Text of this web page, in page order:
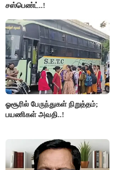
சஸ்பெண்ட்..!
ஓசூரில் பேருந்துகள் நிறுத்தம்;
பயணிகள் அவதி..!